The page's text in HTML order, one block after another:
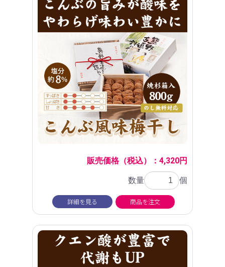
販売価格（税込）：4,320円
数量 個
詳細を見る 商品を注文